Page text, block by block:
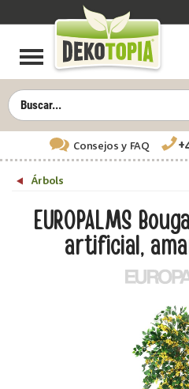
Consejos y FAQ
Árbols
EUROPALMS
artificial,